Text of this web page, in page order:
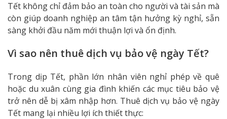
Tết không chỉ đảm bảo an toàn cho người và tài sản mà
còn giúp doanh nghiệp an tâm tận hưởng kỳ nghỉ, sẵn
sàng khởi đầu năm mới thuận lợi và ổn định.
Vì sao nên thuê dịch vụ bảo vệ ngày Tết?
Trong dịp Tết, phần lớn nhân viên nghỉ phép về quê
hoặc du xuân cùng gia đình khiến các mục tiêu bảo vệ
trở nên dễ bị xâm nhập hơn. Thuê dịch vụ bảo vệ ngày
Tết mang lại nhiều lợi ích thiết thực: